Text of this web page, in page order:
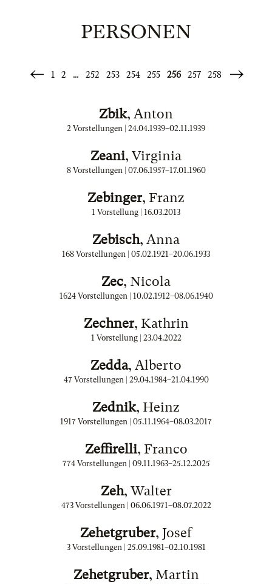
PERSONEN
«
1 2 … 252 253 254 255 256 257 258
Weiter
Zbik, Anton
2 Vorstellungen | 24.04.1939–02.11.1939
Zeani, Virginia
8 Vorstellungen | 07.06.1957–17.01.1960
Zebinger, Franz
1 Vorstellung | 16.03.2013
Zebisch, Anna
168 Vorstellungen | 05.02.1921–20.06.1933
Zec, Nicola
1624 Vorstellungen | 10.02.1912–08.06.1940
Zechner, Kathrin
1 Vorstellung | 23.04.2022
Zedda, Alberto
47 Vorstellungen | 29.04.1984–21.04.1990
Zednik, Heinz
1917 Vorstellungen | 05.11.1964–08.03.2017
Zeffirelli, Franco
774 Vorstellungen | 09.11.1963–25.12.2025
Zeh, Walter
473 Vorstellungen | 06.06.1971–08.07.2022
Zehetgruber, Josef
3 Vorstellungen | 25.09.1981–02.10.1981
Zehetgruber, Martin